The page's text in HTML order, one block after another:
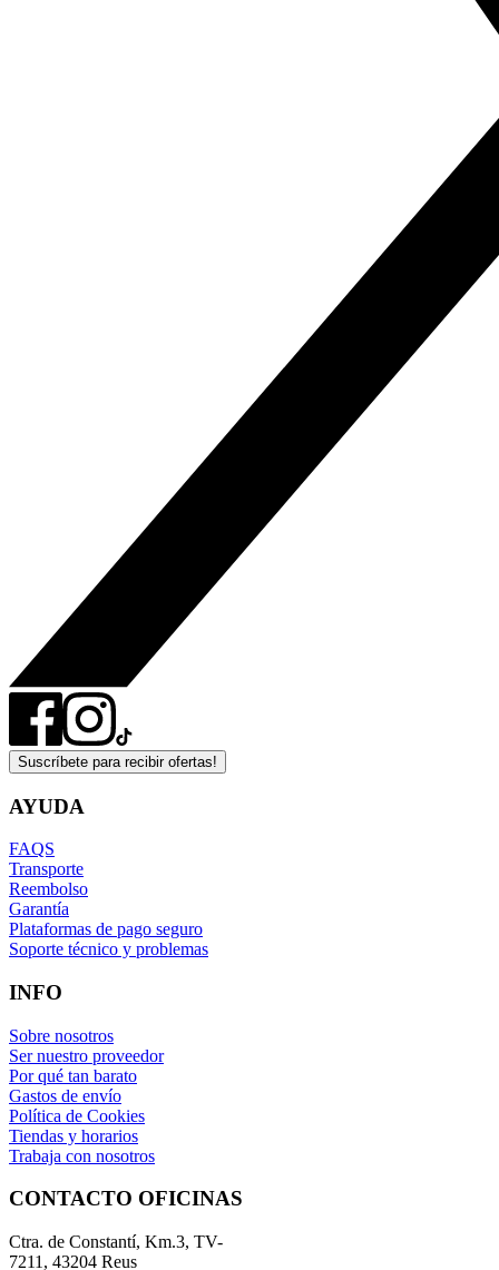
Suscríbete para recibir ofertas!
AYUDA
FAQS
Transporte
Reembolso
Garantía
Plataformas de pago seguro
Soporte técnico y problemas
INFO
Sobre nosotros
Ser nuestro proveedor
Por qué tan barato
Gastos de envío
Política de Cookies
Tiendas y horarios
Trabaja con nosotros
CONTACTO OFICINAS
Ctra. de Constantí, Km.3, TV-
7211, 43204 Reus